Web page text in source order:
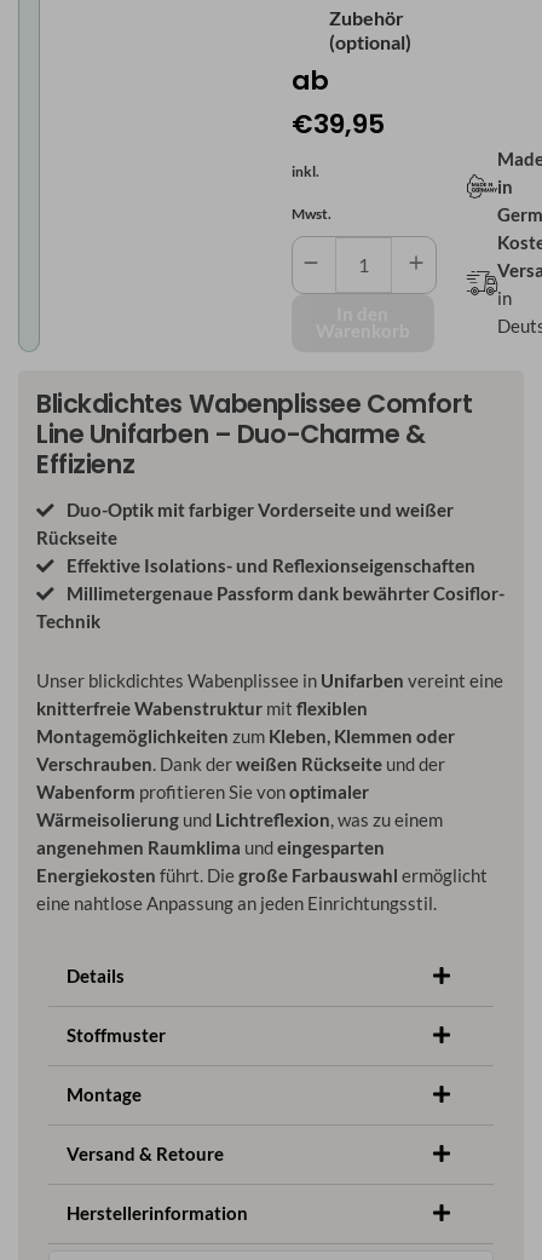
Zubehör
(optional)
ab
€39,95
inkl.
Mwst.
Blickdichtes
Wabenplissee
in
in
Blickdichtes Wabenplissee Comfort
Line Unifarben – Duo-Charme &
Effizienz
Duo-Optik mit farbiger Vorderseite und weißer
Rückseite
Effektive Isolations- und Reflexionseigenschaften
Millimetergenaue Passform dank bewährter Cosiflor-
Technik
Unser blickdichtes Wabenplissee in Unifarben vereint eine
knitterfreie Wabenstruktur mit flexiblen
Montagemöglichkeiten zum Kleben, Klemmen oder
Verschrauben. Dank derweißen Rückseite und der
Wabenform profitieren Sie vonoptimaler
Wärmeisolierung und Lichtreflexion, was zu einem
angenehmen Raumklima undeingesparten
Energiekosten führt. Diegroße Farbauswahl ermöglicht
eine nahtlose Anpassung an jeden Einrichtungsstil.
Details
Stoffmuster
Montage
Versand & Retoure
Herstellerinformation